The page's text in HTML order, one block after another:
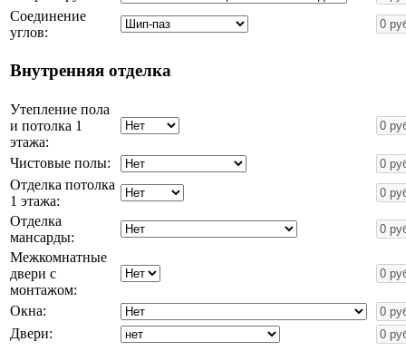
Соединение
углов:
Внутренняя отделка
Утепление пола
и потолка 1
этажа:
Чистовые полы:
Отделка потолка
1 этажа:
Отделка
мансарды:
Межкомнатные
двери с
монтажом:
Окна:
Двери: